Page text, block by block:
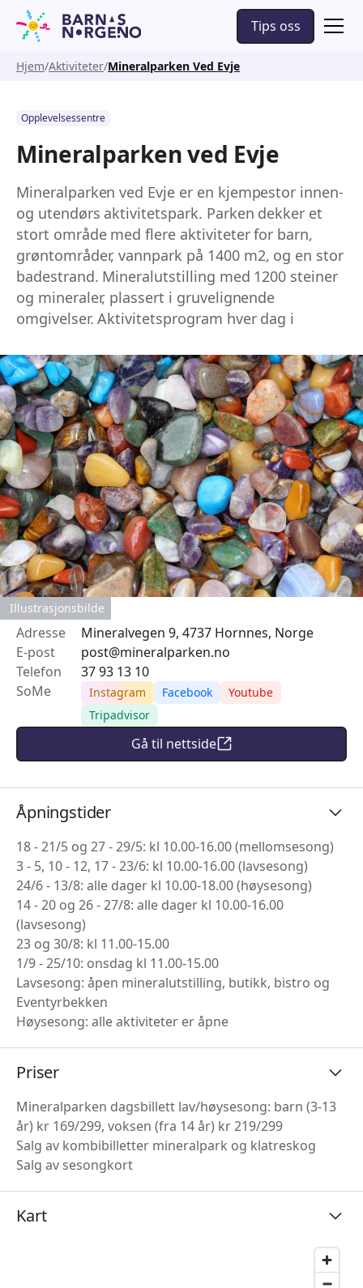
Tips oss
Hjem Aktiviteter Mineralparken Ved Evje
Opplevelsessentre
Mineralparken ved Evje
Mineralparken ved Evje er en kjempestor innen-
og utendørs aktivitetspark. Parken dekker et
stort område med flere aktiviteter for barn,
grøntområder, vannpark på 1400 m2, og en stor
badestrand. Mineralutstilling med 1200 steiner
og mineraler, plassert i gruvelignende
omgivelser. Aktivitetsprogram hver dag i
Illustrasjonsbilde
Adresse
Mineralvegen 9, 4737 Hornnes, Norge
E-post
post@mineralparken.no
Telefon
37 93 13 10
SoMe
Instagram Facebook
Youtube
Tripadvisor
Gå til nettside
Åpningstider
18 - 21/5 og 27 - 29/5: kl 10.00-16.00 (mellomsesong)
3 - 5, 10 - 12, 17 - 23/6: kl 10.00-16.00 (lavsesong)
24/6 - 13/8: alle dager kl 10.00-18.00 (høysesong)
14 - 20 og 26 - 27/8: alle dager kl 10.00-16.00
(lavsesong)
23 og 30/8: kl 11.00-15.00
1/9 - 25/10: onsdag kl 11.00-15.00
Lavsesong: åpen mineralutstilling, butikk, bistro og
Eventyrbekken
Høysesong: alle aktiviteter er åpne
Priser
Mineralparken dagsbillett lav/høysesong: barn (3-13
år) kr 169/299, voksen (fra 14 år) kr 219/299
Salg av kombibilletter mineralpark og klatreskog
Salg av sesongkort
Kart